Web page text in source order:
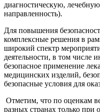
диагностическую,
направленность).
Для повышения
комплексные решения в
широкий спектр
деятельности, в том числе
безопасное применение
медицинских изделий,
безопасные условия для
Отметим, что по оценкам
разных странах только